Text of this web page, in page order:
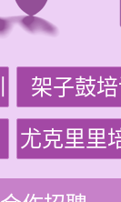
架子鼓培
尤克里里